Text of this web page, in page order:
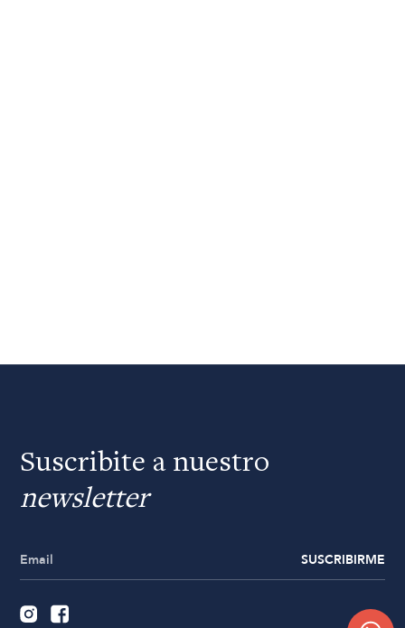
Suscribite a nuestro
newsletter
SUSCRIBIRME